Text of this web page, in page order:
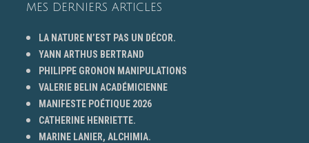
MES DERNIERS ARTICLES
LA NATURE N’EST PAS UN DÉCOR.
YANN ARTHUS BERTRAND
PHILIPPE GRONON MANIPULATIONS
VALERIE BELIN ACADÉMICIENNE
MANIFESTE POÉTIQUE 2026
CATHERINE HENRIETTE.
MARINE LANIER, ALCHIMIA.